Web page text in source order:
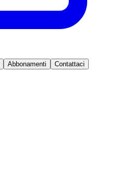
Abbonamenti Contattaci